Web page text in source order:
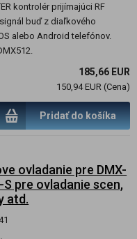
kontrolér prijímajúci RF
buď z diaľkového
alebo Android telefónov.
185,66 EUR
150,94 EUR (Cena)
Pridať do košíka
ovladanie pre DMX-
S pre ovladanie scen,
atd.